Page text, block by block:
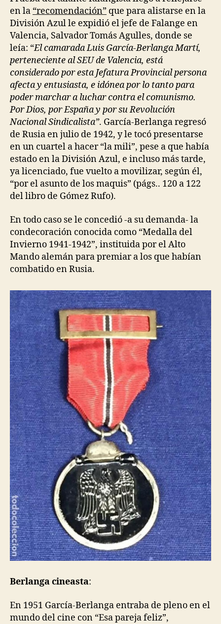
en la “recomendación” que para alistarse en la
División Azul le expidió el jefe de Falange en
Valencia, Salvador Tomás Agulles, donde se
leía: “El camarada Luis García-Berlanga Martí,
perteneciente al SEU de Valencia, está
considerado por esta Jefatura Provincial persona
afecta y entusiasta, e idónea por lo tanto para
poder marchar a luchar contra el comunismo.
Por Dios, por España y por su Revolución
Nacional Sindicalista”. García-Berlanga regresó
de Rusia en julio de 1942, y le tocó presentarse
en un cuartel a hacer “la mili”, pese a que había
estado en la División Azul, e incluso más tarde,
ya licenciado, fue vuelto a movilizar, según él,
“por el asunto de los maquis” (págs.. 120 a 122
del libro de Gómez Rufo).
En todo caso se le concedió -a su demanda- la
condecoración conocida como “Medalla del
Invierno 1941-1942”, instituida por el Alto
Mando alemán para premiar a los que habían
combatido en Rusia.
Berlanga cineasta:
En 1951 García-Berlanga entraba de pleno en el
mundo del cine con “Esa pareja feliz”,